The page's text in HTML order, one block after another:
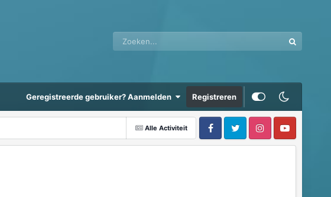
Geregistreerde gebruiker? Aanmelden Registreren
Alle Activiteit